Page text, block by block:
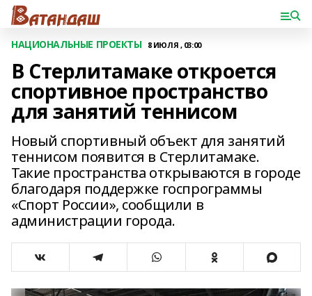
НАЦИОНАЛЬНЫЕ ПРОЕКТЫ 8 ИЮЛЯ , 03:00
В Стерлитамаке откроется
спортивное пространство
для занятий теннисом
Новый спортивный объект для занятий
теннисом появится в Стерлитамаке.
Такие пространства открываются в городе
благодаря поддержке госпрограммы
«Спорт России», сообщили в
администрации города.